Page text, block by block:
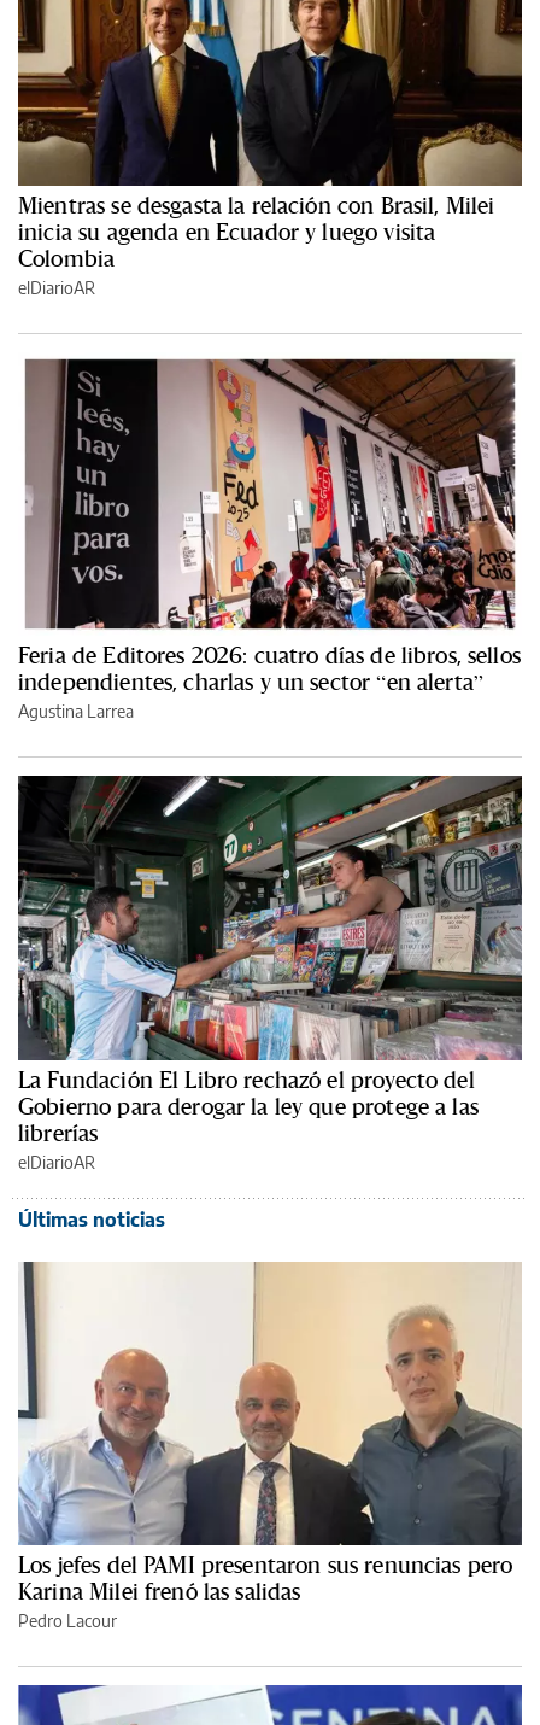
Mientras se desgasta la relación con Brasil, Milei
inicia su agenda en Ecuador y luego visita
Colombia
elDiarioAR
Feria de Editores 2026: cuatro días de libros, sellos
independientes, charlas y un sector “en alerta”
Agustina Larrea
La Fundación El Libro rechazó el proyecto del
Gobierno para derogar la ley que protege a las
librerías
elDiarioAR
Últimas noticias
Los jefes del PAMI presentaron sus renuncias pero
Karina Milei frenó las salidas
Pedro Lacour